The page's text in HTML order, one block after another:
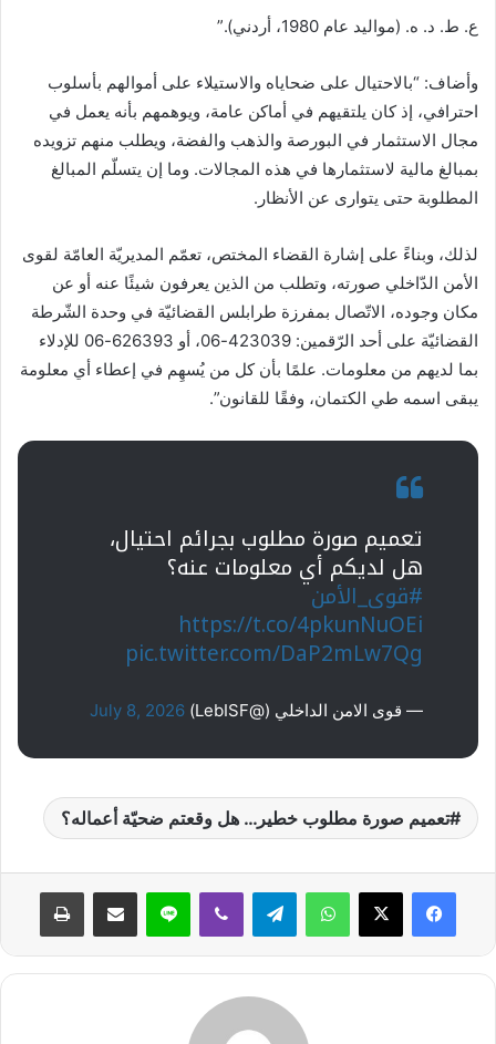
ع. ط. د. ه. (مواليد عام 1980، أردني).”
وأضاف: “بالاحتيال على ضحاياه والاستيلاء على أموالهم بأسلوب
احترافي، إذ كان يلتقيهم في أماكن عامة، ويوهمهم بأنه يعمل في
مجال الاستثمار في البورصة والذهب والفضة، ويطلب منهم تزويده
بمبالغ مالية لاستثمارها في هذه المجالات. وما إن يتسلّم المبالغ
المطلوبة حتى يتوارى عن الأنظار.
لذلك، وبناءً على إشارة القضاء المختص، تعمّم المديريّة العامّة لقوى
الأمن الدّاخلي صورته، وتطلب من الذين يعرفون شيئًا عنه أو عن
مكان وجوده، الاتّصال بمفرزة طرابلس القضائيّة في وحدة الشّرطة
القضائيّة على أحد الرّقمين: 423039-06، أو 626393-06 للإدلاء
بما لديهم من معلومات. علمًا بأن كل من يُسهِم في إعطاء أي معلومة
يبقى اسمه طي الكتمان، وفقًا للقانون”.
تعميم صورة مطلوب بجرائم احتيال،
هل لديكم أي معلومات عنه؟
#قوى_الأمن
https://t.co/4pkunNuOEi
pic.twitter.com/DaP2mLw7Qg
— قوى الامن الداخلي (@LebISF) July 8, 2026
تعميم صورة مطلوب خطير… هل وقعتم ضحيّة أعماله؟
واتساب تيلقرام ڤايبر لاين مشاركة عبر البريد طباعة